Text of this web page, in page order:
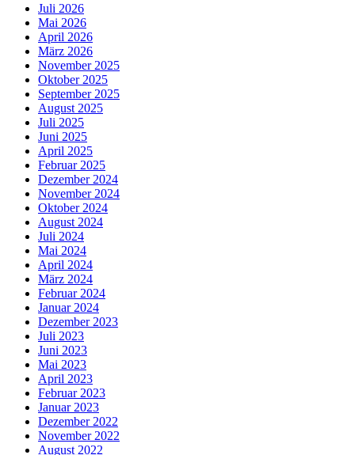
Juli 2026
Mai 2026
April 2026
März 2026
November 2025
Oktober 2025
September 2025
August 2025
Juli 2025
Juni 2025
April 2025
Februar 2025
Dezember 2024
November 2024
Oktober 2024
August 2024
Juli 2024
Mai 2024
April 2024
März 2024
Februar 2024
Januar 2024
Dezember 2023
Juli 2023
Juni 2023
Mai 2023
April 2023
Februar 2023
Januar 2023
Dezember 2022
November 2022
August 2022